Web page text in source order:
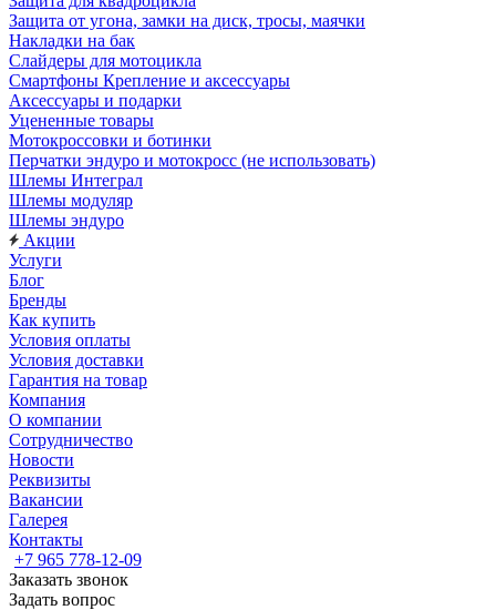
Защита от угона, замки на диск, тросы, маячки
Накладки на бак
Слайдеры для мотоцикла
Смартфоны Крепление и аксессуары
Аксессуары и подарки
Уцененные товары
Мотокроссовки и ботинки
Перчатки эндуро и мотокросс (не использовать)
Шлемы Интеграл
Шлемы модуляр
Шлемы эндуро
Акции
Услуги
Блог
Бренды
Как купить
Условия оплаты
Условия доставки
Гарантия на товар
Компания
О компании
Сотрудничество
Новости
Реквизиты
Вакансии
Галерея
Контакты
+7 965 778-12-09
Заказать звонок
Задать вопрос